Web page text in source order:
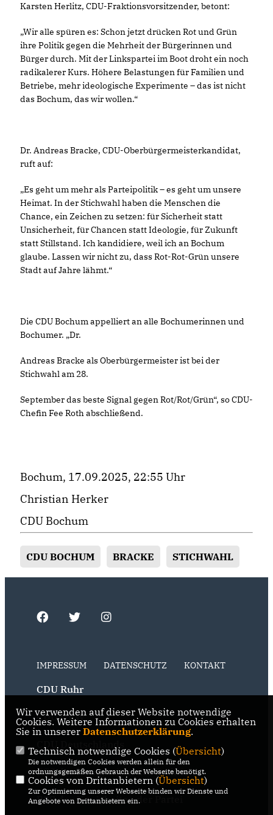
Karsten Herlitz, CDU-Fraktionsvorsitzender, betont:
Wir alle spüren es: Schon jetzt drücken Rot und Grün
ihre Politik gegen die Mehrheit der Bürgerinnen und
Bürger durch. Mit der Linkspartei im Boot droht ein noch
radikalerer Kurs. Höhere Belastungen für Familien und
Betriebe, mehr ideologische Experimente – das ist nicht
das Bochum, das wir wollen.“
Dr. Andreas Bracke, CDU-Oberbürgermeisterkandidat,
ruft auf:
Es geht um mehr als Parteipolitik – es geht um unsere
Heimat. In der Stichwahl haben die Menschen die
Chance, ein Zeichen zu setzen: für Sicherheit statt
Unsicherheit, für Chancen statt Ideologie, für Zukunft
statt Stillstand. Ich kandidiere, weil ich an Bochum
glaube. Lassen wir nicht zu, dass Rot-Rot-Grün unsere
Stadt auf Jahre lähmt.“
Die CDU Bochum appelliert an alle Bochumerinnen und
Bochumer. „Dr.
Andreas Bracke als Oberbürgermeister ist bei der
Stichwahl am 28.
September das beste Signal gegen Rot/Rot/Grün“, so CDU-
Chefin Fee Roth abschließend.
Bochum, 17.09.2025, 22:55 Uhr
Christian Herker
CDU Bochum
CDU BOCHUM BRACKE STICHWAHL
IMPRESSUM DATENSCHUTZ KONTAKT
CDU Ruhr
CDU NRW
CDU Deutschlands
RSS der Neuigkeiten der Fraktion
RSS der Neuigkeiten der Partei
Wir verwenden auf dieser Website notwendige
Cookies. Weitere Informationen zu Cookies erhalten
Sie in unserer Datenschutzerklärung.
Technisch notwendige Cookies (Übersicht)
Die notwendigen Cookies werden allein für den
ordnungsgemäßen Gebrauch der Webseite benötigt.
Cookies von Drittanbietern (Übersicht)
Zur Optimierung unserer Webseite binden wir Dienste und
Angebote von Drittanbietern ein.